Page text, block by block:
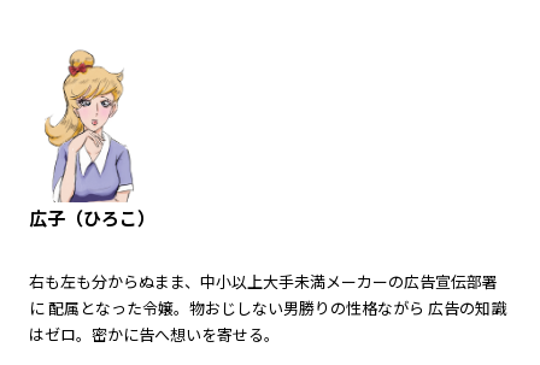
広子（ひろこ）
右も左も分からぬまま、中小以上大手未満メーカーの広告宣伝部署
に 配属となった令嬢。物おじしない男勝りの性格ながら 広告の知識
はゼロ。密かに告へ想いを寄せる。